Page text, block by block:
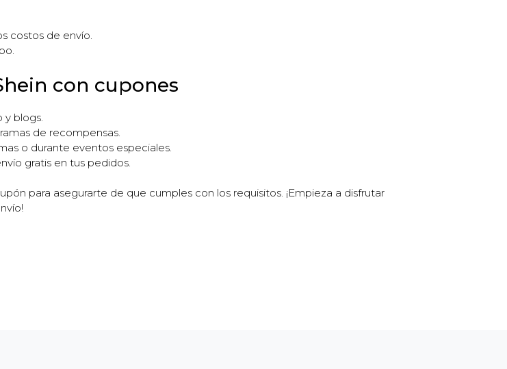
costos de envío.
con cupones
blogs.
de recompensas.
o durante eventos especiales.
gratis en tus pedidos.
para asegurarte de que cumples con los requisitos. ¡Empieza a disfrutar